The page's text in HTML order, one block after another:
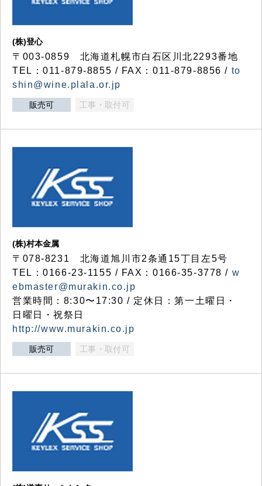
(株)登心
〒003-0859 北海道札幌市白石区川北2293番地
TEL：011-879-8855 / FAX：011-879-8856 / to
shin@wine.plala.or.jp
販売可 工事・取付可
(株)村本金属
〒078-8231 北海道旭川市2条通15丁目左5号
TEL：0166-23-1155 / FAX：0166-35-3778 / w
ebmaster@murakin.co.jp
営業時間：8:30〜17:30 / 定休日：第一土曜日・
日曜日・祝祭日
http://www.murakin.co.jp
販売可 工事・取付可